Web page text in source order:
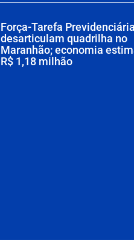
Força-Tarefa
desarticulam quadrilha no
Maranhão; economia
R$ 1,18 milhão